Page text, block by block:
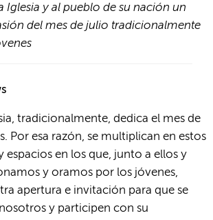
Iglesia y al pueblo de su nación un
del mes de julio tradicionalmente
tradicionalmente, dedica el mes de
Por esa razón, se multiplican en estos
espacios en los que, junto a ellos y
y oramos por los jóvenes,
apertura e invitación para que se
y participen con su